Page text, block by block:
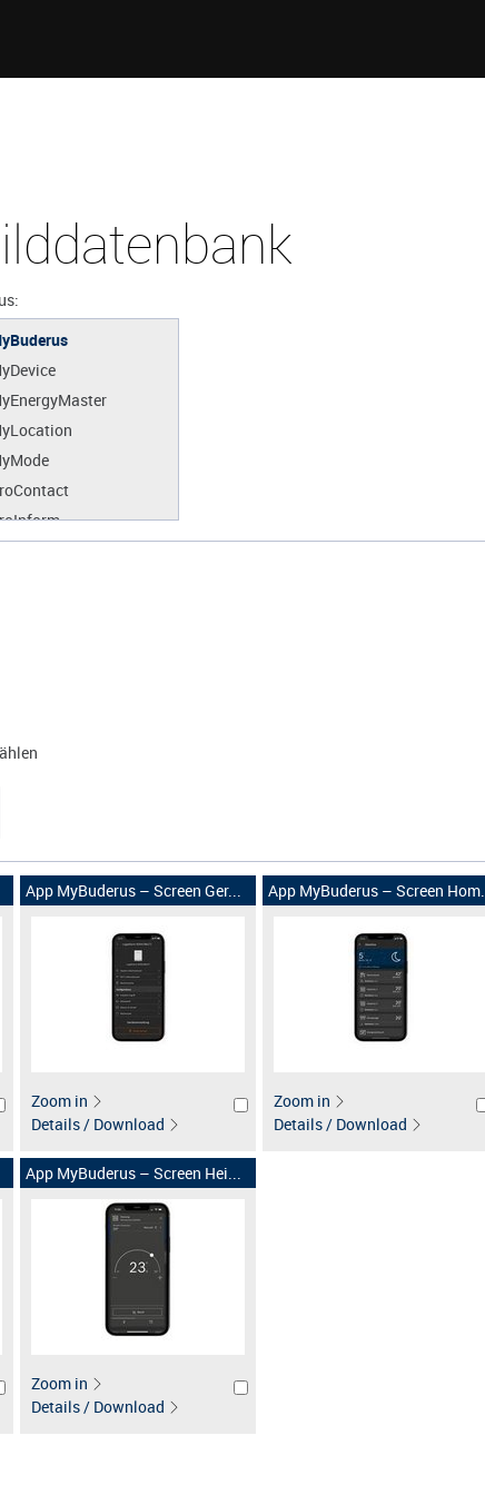
App MyBuderus – Screen Ger...
Zoom in
Details / Download
App MyBuderus – Screen Hom...
Zoom in
Details / Download
App MyBuderus – Screen Hei...
Zoom in
Details / Download